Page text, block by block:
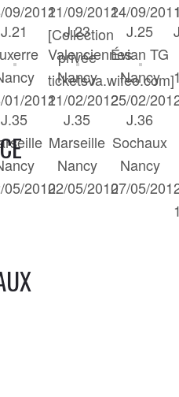
09/201121/09/2011
[Collection
privée
ticketsva.wifeo.com]
24/09/
J.21
01/2012
J.23
Valenciennes
Nancy
11/02/2012
J.25
Évian TG
Nancy
25/02/
J.35
05/2012
J.35
Marseille
Nancy
02/05/2012
J.36
Sochaux
Nancy
07/05/